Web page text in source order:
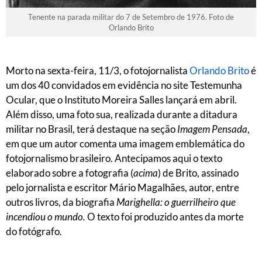
Tenente na parada militar do 7 de Setembro de 1976. Foto de
Orlando Brito
Morto na sexta-feira, 11/3, o fotojornalistaOrlando Britoé
um dos 40 convidados em evidência no site Testemunha
Ocular, que o Instituto Moreira Salles lançará em abril.
Além disso, uma foto sua, realizada durante a ditadura
militar no Brasil, terá destaque na seçãoImagem Pensada,
em que um autor comenta uma imagem emblemática do
fotojornalismo brasileiro. Antecipamos aqui o texto
elaborado sobre a fotografia (acima) de Brito, assinado
pelo jornalista e escritor Mário Magalhães, autor, entre
outros livros, da biografia Marighella: o guerrilheiro que
incendiou o mundo.O texto foi produzido antes da morte
do fotógrafo.